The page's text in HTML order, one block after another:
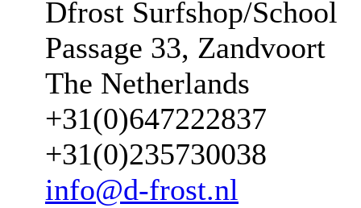
Dfrost Surfshop/School
Passage 33, Zandvoort
The Netherlands
+31(0)647222837
+31(0)235730038
info@d-frost.nl